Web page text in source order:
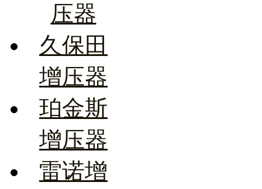
压器
久保田
增压器
珀金斯
增压器
雷诺增